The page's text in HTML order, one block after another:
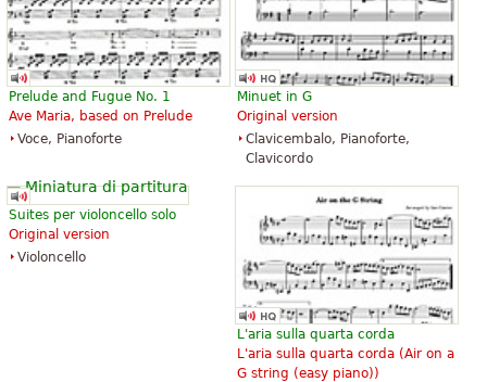
deinen Thron tret ich hiermit".
the autograph and the first
printed edition.
17,37 €
Cello, Double bass, Viola, Choral,
The Art of Fugue with Choral "Vor
deinen Thron tret ich hiermit".
Edition for Strings according to
the autograph and the first
printed edition.
17,37 €
Viola, Choral, Vocal
Baerenreiter
Prelude and Fugue No. 1
Ave Maria, based on Prelude
Voce, Pianoforte
Minuet in G
Original version
Clavicembalo, Pianoforte,
Clavicordo
Suites per violoncello solo
Original version
Violoncello
L'aria sulla quarta corda
L'aria sulla quarta corda (Air on a
G string (easy piano))